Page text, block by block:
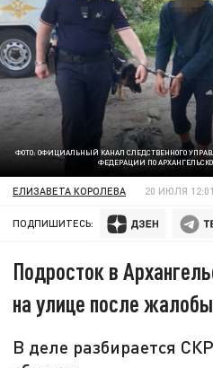
ФОТО: ОФИЦИАЛЬНЫЙ КАНАЛ СЛЕДСТВЕННОГО
ФЕДЕРАЦИИ ПО
ЕЛИЗАВЕТА КОРОЛЕВА 20 ИЮЛЯ 12:01
ПОДПИШИТЕСЬ:
Подросток в
на улице после
В деле разбирается